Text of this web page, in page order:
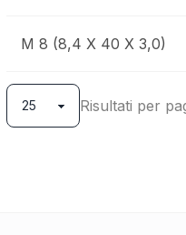
M 8 (8,4 X 40 X 3,0)
Risultati per